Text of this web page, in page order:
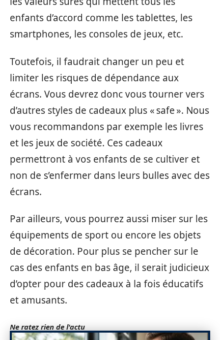
enfants d’accord comme les tablettes, les
smartphones, les consoles de jeux, etc.
Toutefois, il faudrait changer un peu et
limiter les risques de dépendance aux
écrans. Vous devrez donc vous tourner vers
d’autres styles de cadeaux plus « safe ». Nous
vous recommandons par exemple les livres
et les jeux de société. Ces cadeaux
permettront à vos enfants de se cultiver et
non de s’enfermer dans leurs bulles avec des
écrans.
Par ailleurs, vous pourrez aussi miser sur les
équipements de sport ou encore les objets
de décoration. Pour plus se pencher sur le
cas des enfants en bas âge, il serait judicieux
d’opter pour des cadeaux à la fois éducatifs
et amusants.
Ne ratez rien de l'actu